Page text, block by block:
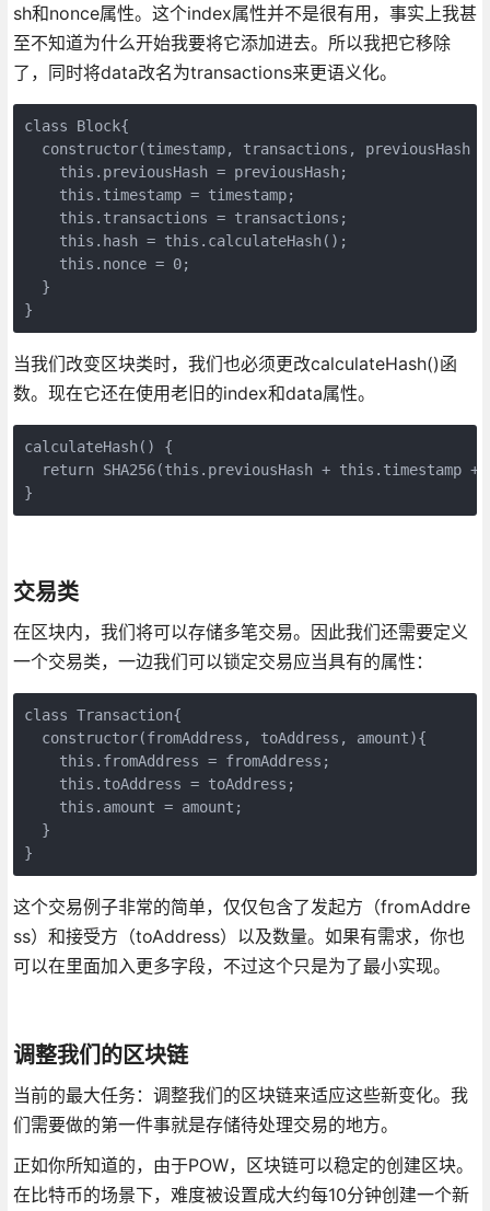
sh和nonce属性。这个index属性并不是很有用，事实上我甚
至不知道为什么开始我要将它添加进去。所以我把它移除
了，同时将data改名为transactions来更语义化。
class Block{
constructor(timestamp, transactions, previousHash
    this.previousHash = previousHash;
    this.timestamp = timestamp;
    this.transactions = transactions;
    this.hash = this.calculateHash();
    this.nonce = 0;
  }
当我们改变区块类时，我们也必须更改calculateHash()函
数。现在它还在使用老旧的index和data属性。
calculateHash() {
return SHA256(this.previousHash + this.timestamp
交易类
在区块内，我们将可以存储多笔交易。因此我们还需要定义
一个交易类，一边我们可以锁定交易应当具有的属性：
class Transaction{
  constructor(fromAddress, toAddress, amount){
    this.fromAddress = fromAddress;
    this.toAddress = toAddress;
    this.amount = amount;
  }
这个交易例子非常的简单，仅仅包含了发起方（fromAddre
ss）和接受方（toAddress）以及数量。如果有需求，你也
可以在里面加入更多字段，不过这个只是为了最小实现。
调整我们的区块链
当前的最大任务：调整我们的区块链来适应这些新变化。我
们需要做的第一件事就是存储待处理交易的地方。
正如你所知道的，由于POW，区块链可以稳定的创建区块。
在比特币的场景下，难度被设置成大约每10分钟创建一个新